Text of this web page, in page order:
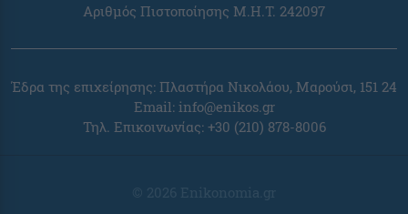
Αριθμός Πιστοποίησης Μ.Η.Τ. 242097
Έδρα της επιχείρησης: Πλαστήρα Νικολάου, Μαρούσι, 151 24
Email: info@enikos.gr
Τηλ. Επικοινωνίας: +30 (210) 878-8006